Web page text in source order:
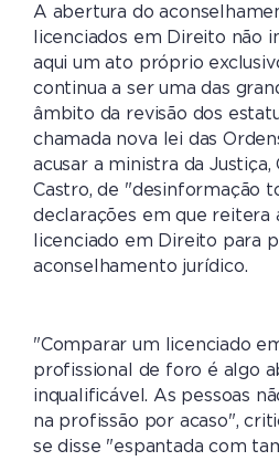
A abertura do
licenciados em Direito não
aqui um ato próprio
continua a ser uma das
âmbito da revisão dos
chamada nova lei das
acusar a ministra da
Castro, de "desinformação
declarações em que reitera
licenciado em Direito para
aconselhamento jurídico.
"Comparar um licenciado
profissional de foro é algo
inqualificável. As pessoas
na profissão por acaso",
se disse "espantada com